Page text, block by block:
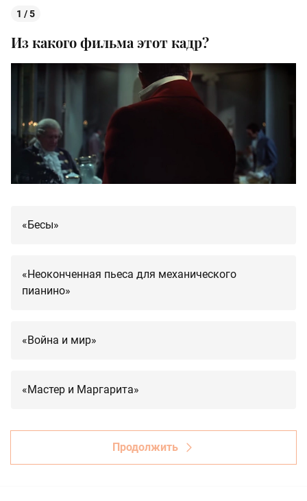
1 / 5
Из какого фильма этот кадр?
«Бесы»
«Неоконченная пьеса для механического
пианино»
«Война и мир»
«Мастер и Маргарита»
Продолжить